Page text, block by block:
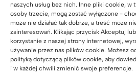
naszych usług bez nich. Inne pliki cookie, w
osoby trzecie, mogą zostać wyłączone -
może nie działać tak dobrze, a treść może
zainteresowań. Klikając przycisk Akceptuj
korzystanie z naszej strony internetowej,
używanie przez nas plików cookie. Możesz
polityką dotyczącą plików cookie, aby
i w każdej chwili zmienić swoje preferencje.